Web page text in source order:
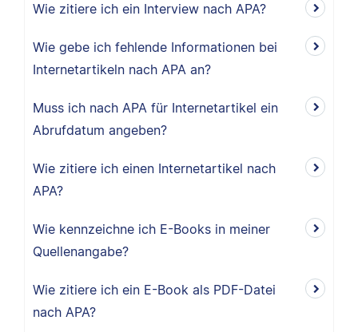
Wie zitiere ich ein Interview nach APA?
Wie gebe ich fehlende Informationen bei
Internetartikeln nach APA an?
Muss ich nach APA für Internetartikel ein
Abrufdatum angeben?
Wie zitiere ich einen Internetartikel nach
APA?
Wie kennzeichne ich E-Books in meiner
Quellenangabe?
Wie zitiere ich ein E-Book als PDF-Datei
nach APA?